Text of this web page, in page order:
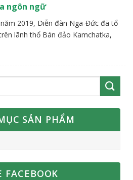
ngôn ngữ
2019, Diễn đàn Nga-Đức đã tổ
lãnh thổ Bán đảo Kamchatka,
hội hợp tác khu vực về chính trị,
SẢN PHẨM
FACEBOOK